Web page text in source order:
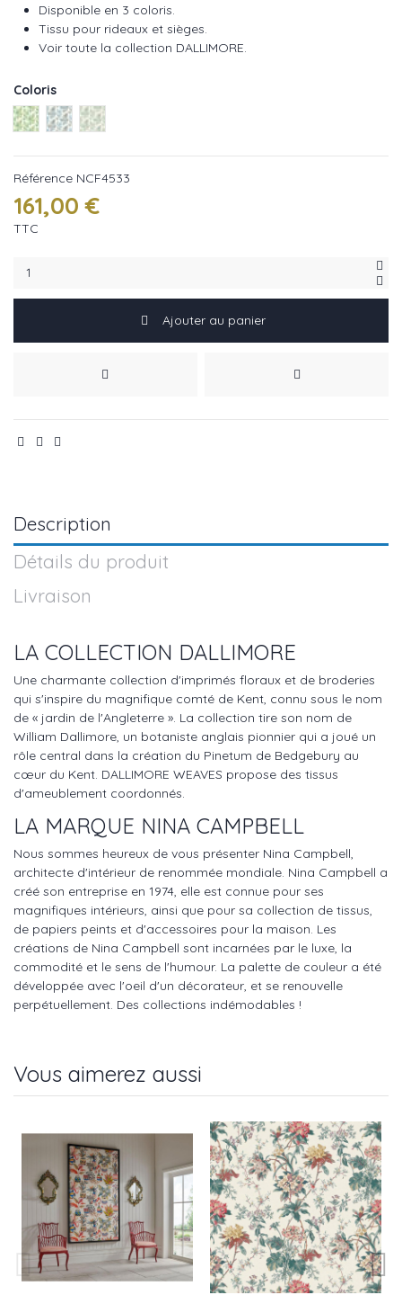
Disponible en 3 coloris.
Tissu pour rideaux et sièges.
Voir toute la collection DALLIMORE
Coloris
Lime ref NCF4533-01
Indigo ref NCF4533-02
Aqua ref NCF4533-03
Référence NCF4533
161,00 €
TTC
Ajouter au panier
Description
Détails du produit
Livraison
LA COLLECTION DALLIMORE
Une charmante collection d'imprimés floraux et de broderies
qui s'inspire du magnifique comté de Kent, connu sous le nom
de « jardin de l'Angleterre ». La collection tire son nom de
William Dallimore, un botaniste anglais pionnier qui a joué un
rôle central dans la création du Pinetum de Bedgebury au
cœur du Kent. DALLIMORE WEAVES propose des tissus
d'ameublement coordonnés.
LA MARQUE NINA CAMPBELL
Nous sommes heureux de vous présenter Nina Campbell,
architecte d'intérieur de renommée mondiale. Nina Campbell a
créé son entreprise en 1974, elle est connue pour ses
magnifiques intérieurs, ainsi que pour sa collection de tissus,
de papiers peints et d'accessoires pour la maison. Les
créations de Nina Campbell sont incarnées par le luxe, la
commodité et le sens de l'humour. La palette de couleur a été
développée avec l'oeil d'un décorateur, et se renouvelle
perpétuellement. Des collections indémodables !
Vous aimerez aussi